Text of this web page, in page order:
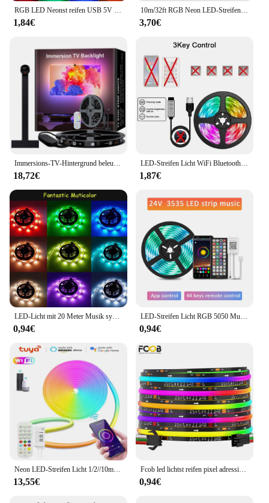
RGB LED Neonst reifen USB 5V flexible Band Band App Steuerung wasserdichte LED-Leuchten für Zimmer Schlafzimmer Dekoration Party DIY Beleuchtung
1,84€
10m/32ft RGB Neon LED-Streifen Lichter, 12V 120leds/m IP68 Silicoen Neon Seil Licht mit Musik synchron isation, 16Millon Farbe für Raum party
3,70€
Immersions-TV-Hintergrund beleuchtung mit Kamera, Smart Ambient TV-Streifen Licht RGB-Synchron isation Umgebung LED-Streifen Licht Lampe Wohnzimmer
18,72€
LED-Streifen Licht WiFi Bluetooth-Steuerung RGB LED-Leuchten flexible Band Luces LED 1m-30m 5V USB-TV Hintergrund beleuchtung Raum dekoration
1,87€
LED-Licht mit 20 Meter Musik synchron isation, Anwendungs steuerung mit Fernbedienung, LED-RGB-Licht mit Schlafzimmer-LED-Licht
0,94€
LED-Streifen Licht RGB 5050 Musik synchron isation Farbwechsel empfindliche eingebaute Mikrofon, App-gesteuerte LED-Leuchten 5m 10m 15m DC12V flexibel
0,94€
13,55€
Fcob led lichtst reifen pixel adressierbar 630 720 leds rgb traum voll farbe 12mm dc12v 24v ws2812b hoch dichte flexible cob lichter
0,94€